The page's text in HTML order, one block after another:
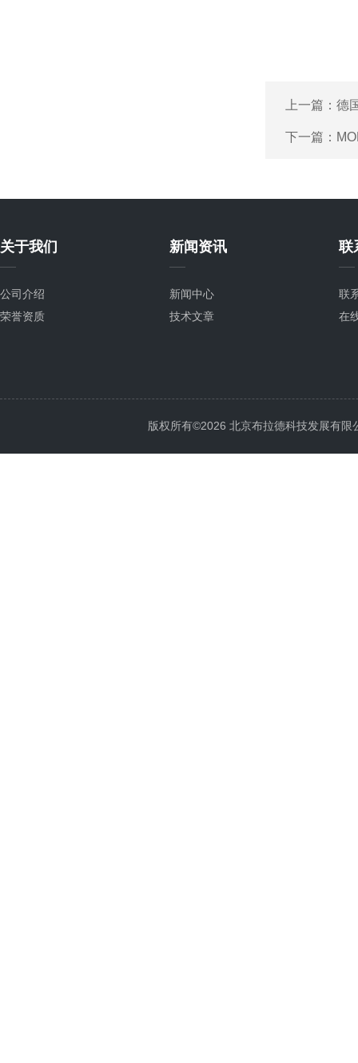
上一篇： 德
下一篇：
关于我们
公司介绍
荣誉资质
新闻资讯
新闻中心
技术文章
联
联
在
版权所有©2026 北京布拉德科技发展有